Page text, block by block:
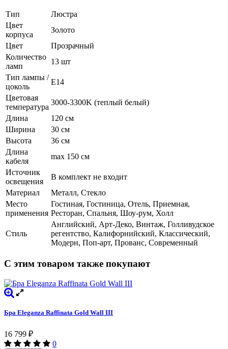
Тип
Люстра
Цвет
корпуса
Золото
Цвет
Прозрачный
Количество
ламп
13 шт
Тип лампы /
цоколь
E14
Цветовая
температура
3000-3300K (теплый белый)
Длина
120 см
Ширина
30 см
Высота
36 см
Длина
кабеля
max 150 см
Источник
освещения
В комплект не входит
Материал
Металл, Стекло
Место
применения
Гостиная, Гостиница, Отель, Приемная,
Ресторан, Спальня, Шоу-рум, Холл
Стиль
Английский, Арт-Деко, Винтаж, Голливудское
регентство, Калифорнийский, Классический,
Модерн, Поп-арт, Прованс, Современный
С этим товаром также покупают
Бра Eleganza Raffinata Gold Wall III
16 799 ₽
0